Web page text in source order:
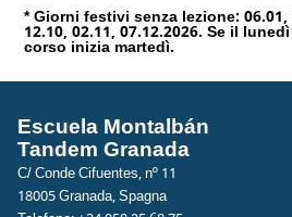
* Giorni festivi senza lezione: 06.01,
12.10, 02.11, 07.12.2026. Se il
corso inizia martedì.
Escuela Montalbán
Tandem Granada
C/ Conde Cifuentes, nº 11
18005 Granada, Spagna